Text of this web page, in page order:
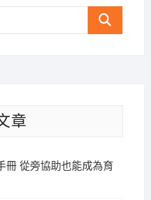
Search
章
冊 從旁協助也能成為育